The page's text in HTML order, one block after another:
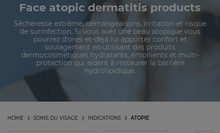
Face atopic dermatitis products
Sécheresse extrême, démangeaisons, irritation et risque
de surinfection. Si vous avez une peau atopique vous
pourrez d'ores-et-déjà lui apporter confort et
soulagement en utilisant des produits
dermocosmétiques hydratants, émollients et multi-
protection qui aident à restaurer la barrière
hydrolipidique.
ATOPIE
INDICATIONS
SOINS DU VISAGE
HOME